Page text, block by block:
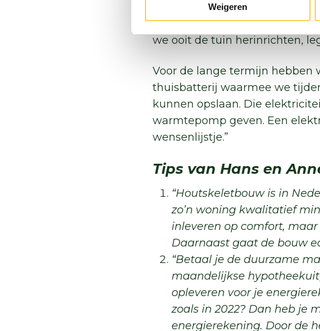
Weigeren
regentonnen en de ander
rechtstreeks het riool in, maar
we ooit de tuin herinrichten,
Voor de lange termijn hebben
thuisbatterij waarmee we
kunnen opslaan. Die
warmtepomp geven. Een
wensenlijstje.”
Tips van Hans en
“Houtskeletbouw is in
zo’n woning kwalitatief
inleveren op comfort,
Daarnaast gaat de bouw
“Betaal je de duurzame
maandelijkse
opleveren voor je
zoals in 2022? Dan heb je
energierekening. Door de